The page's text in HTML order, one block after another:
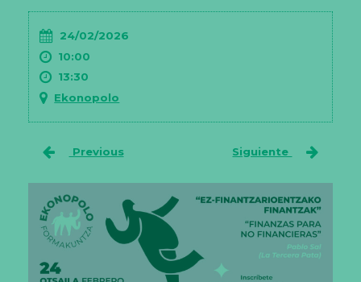
24/02/2026
10:00
13:30
Ekonopolo
Previous Siguiente